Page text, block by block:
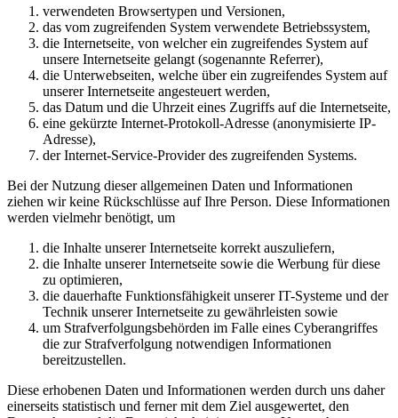
verwendeten Browsertypen und Versionen,
das vom zugreifenden System verwendete Betriebssystem,
die Internetseite, von welcher ein zugreifendes System auf
unsere Internetseite gelangt (sogenannte Referrer),
die Unterwebseiten, welche über ein zugreifendes System auf
unserer Internetseite angesteuert werden,
das Datum und die Uhrzeit eines Zugriffs auf die Internetseite,
eine gekürzte Internet-Protokoll-Adresse (anonymisierte IP-
Adresse),
der Internet-Service-Provider des zugreifenden Systems.
Bei der Nutzung dieser allgemeinen Daten und Informationen
ziehen wir keine Rückschlüsse auf Ihre Person. Diese Informationen
werden vielmehr benötigt, um
die Inhalte unserer Internetseite korrekt auszuliefern,
die Inhalte unserer Internetseite sowie die Werbung für diese
zu optimieren,
die dauerhafte Funktionsfähigkeit unserer IT-Systeme und der
Technik unserer Internetseite zu gewährleisten sowie
um Strafverfolgungsbehörden im Falle eines Cyberangriffes
die zur Strafverfolgung notwendigen Informationen
bereitzustellen.
Diese erhobenen Daten und Informationen werden durch uns daher
einerseits statistisch und ferner mit dem Ziel ausgewertet, den